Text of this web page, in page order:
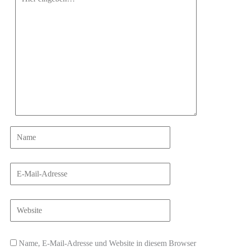
Name
E-
Mail-
Adresse
Website
Name, E-Mail-Adresse und Website in diesem Browser